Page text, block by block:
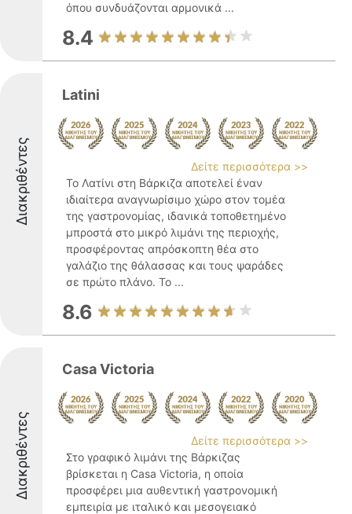
όπου συνδυάζονται αρμονικά ...
8.4
Διακριθέντες
Latini
Δείτε περισσότερα >>
Το Λατίνι στη Βάρκιζα αποτελεί έναν
ιδιαίτερα αναγνωρίσιμο χώρο στον τομέα
της γαστρονομίας, ιδανικά τοποθετημένο
μπροστά στο μικρό λιμάνι της περιοχής,
προσφέροντας απρόσκοπτη θέα στο
γαλάζιο της θάλασσας και τους ψαράδες
σε πρώτο πλάνο. Το ...
8.6
Διακριθέντες
Casa Victoria
Δείτε περισσότερα >>
Στο γραφικό λιμάνι της Βάρκιζας
βρίσκεται η Casa Victoria, η οποία
προσφέρει μια αυθεντική γαστρονομική
εμπειρία με ιταλικό και μεσογειακό